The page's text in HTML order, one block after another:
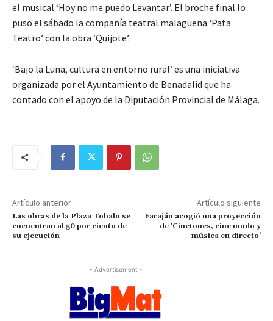
el musical ‘Hoy no me puedo Levantar’. El broche final lo
puso el sábado la compañía teatral malagueña ‘Pata
Teatro’ con la obra ‘Quijote’.
‘Bajo la Luna, cultura en entorno rural’ es una iniciativa
organizada por el Ayuntamiento de Benadalid que ha
contado con el apoyo de la Diputación Provincial de Málaga.
Artículo anterior
Las obras de la Plaza Tobalo se
encuentran al 50 por ciento de
su ejecución
Artículo siguiente
Faraján acogió una proyección
de ‘Cinetones, cine mudo y
música en directo’
- Advertisement -